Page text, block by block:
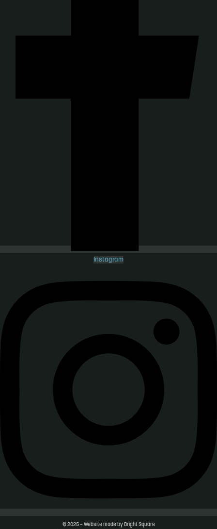
Instagram
© 2025 – Website made by Bright Square